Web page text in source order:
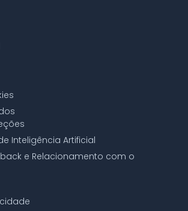
Inteligência Artificial
e Relacionamento com o